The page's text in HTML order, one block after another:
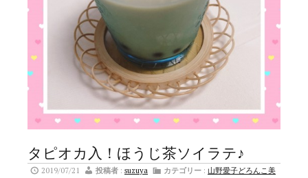
タピオカ入！ほうじ茶ソイラテ♪
2019/07/21 投稿者 : suzuya カテゴリー : 山野愛子どろんこ美